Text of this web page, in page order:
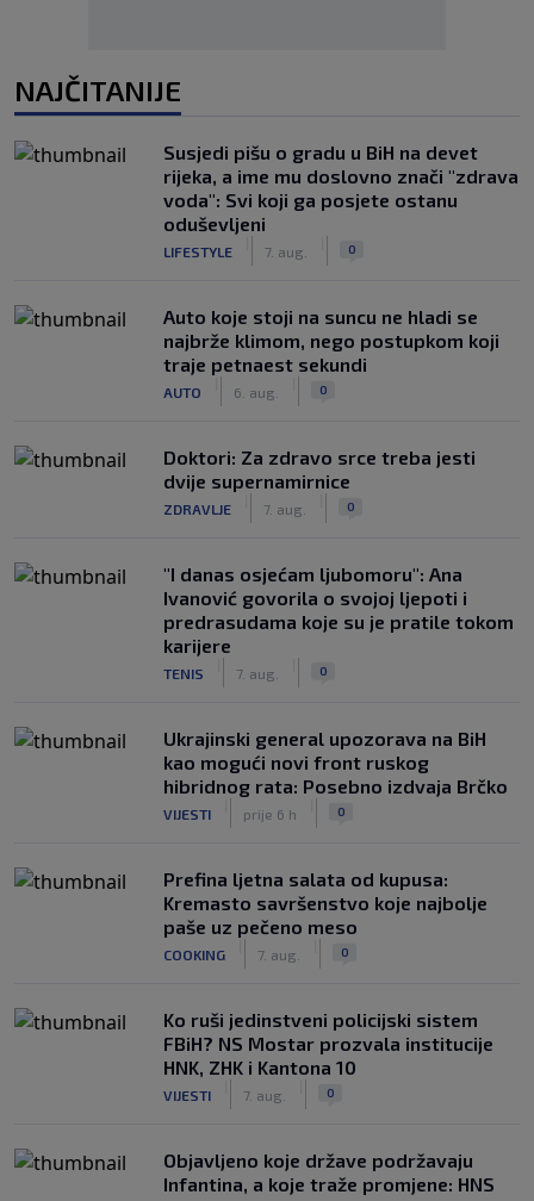
NAJČITANIJE
Susjedi pišu o gradu u BiH na devet
rijeka, a ime mu doslovno znači "zdrava
voda": Svi koji ga posjete ostanu
oduševljeni
LIFESTYLE 7. aug. 0
Auto koje stoji na suncu ne hladi se
najbrže klimom, nego postupkom koji
traje petnaest sekundi
AUTO 6. aug. 0
Doktori: Za zdravo srce treba jesti
dvije supernamirnice
ZDRAVLJE 7. aug. 0
"I danas osjećam ljubomoru": Ana
Ivanović govorila o svojoj ljepoti i
predrasudama koje su je pratile tokom
karijere
TENIS 7. aug. 0
Ukrajinski general upozorava na BiH
kao mogući novi front ruskog
hibridnog rata: Posebno izdvaja Brčko
VIJESTI prije 6 h 0
Prefina ljetna salata od kupusa:
Kremasto savršenstvo koje najbolje
paše uz pečeno meso
COOKING 7. aug. 0
Ko ruši jedinstveni policijski sistem
FBiH? NS Mostar prozvala institucije
HNK, ZHK i Kantona 10
VIJESTI 7. aug. 0
Objavljeno koje države podržavaju
Infantina, a koje traže promjene: HNS